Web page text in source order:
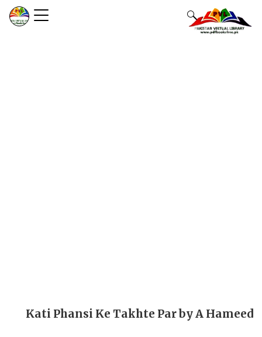
Kati Phansi Ke Takhte Par by A Hameed